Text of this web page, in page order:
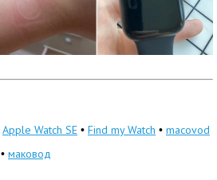
Apple Watch SE • Find my Watch • macovod
• маковод